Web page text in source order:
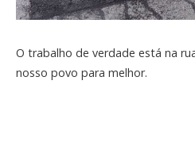
O trabalho de verdade está na
nosso povo para melhor.